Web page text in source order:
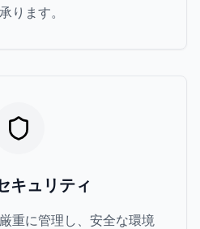
ります。
キュリティ
重に管理し、安全な環境